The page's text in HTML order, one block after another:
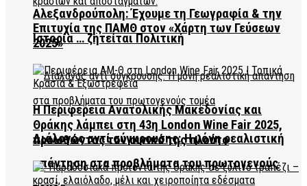
Αλεξανδρούπολη: Έχουμε τη Γεωγραφία & την
Ιστορία … ζητείται Πολιτική
Διάλογος αντί σύγκρουσης: Η μόνη ρεαλιστική
απάντηση στα προβλήματα του πρωτογενούς
Επιτυχία της ΠΑΜΘ στον «Χάρτη των Γεύσεων
2025»
Η Περιφέρεια Ανατολικής Μακεδονίας και
Θράκης λάμπει στη 43η London Wine Fair 2025,
προωθώντας τον οινικό της πλούτο